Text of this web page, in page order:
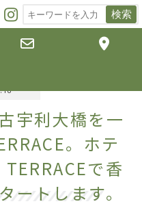
検索
 
宇利大橋を一
。ホテ
で香
ートします。